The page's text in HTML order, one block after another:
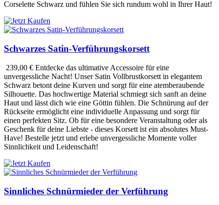
Corselette Schwarz und fühlen Sie sich rundum wohl in Ihrer Haut!
Schwarzes Satin-Verführungskorsett
239,00 € Entdecke das ultimative Accessoire für eine
unvergessliche Nacht! Unser Satin Vollbrustkorsett in elegantem
Schwarz betont deine Kurven und sorgt für eine atemberaubende
Silhouette. Das hochwertige Material schmiegt sich sanft an deine
Haut und lässt dich wie eine Göttin fühlen. Die Schnürung auf der
Rückseite ermöglicht eine individuelle Anpassung und sorgt für
einen perfekten Sitz. Ob für eine besondere Veranstaltung oder als
Geschenk für deine Liebste - dieses Korsett ist ein absolutes Must-
Have! Bestelle jetzt und erlebe unvergessliche Momente voller
Sinnlichkeit und Leidenschaft!
Sinnliches Schnürmieder der Verführung